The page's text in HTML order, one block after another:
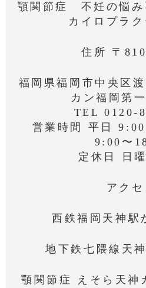
顎関節症 不妊の悩
カイロプラク
住所 〒
福岡県福岡市中央区
カン福岡第
TEL 0120-
営業時間 平日
9:00〜
定休日 日
アクセ
西鉄福岡天神駅
地下鉄七隈線天
顎関節症 えそら天神